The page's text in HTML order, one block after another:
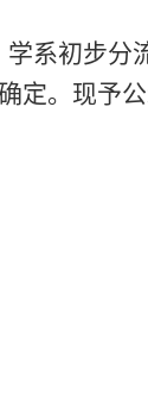
系初步分
定。现予